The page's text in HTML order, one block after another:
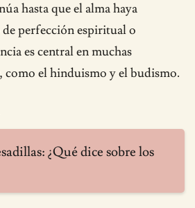
hasta que el alma haya
de perfección espiritual o
es central en muchas
como el hinduismo y el budismo.
¿Qué dice sobre los